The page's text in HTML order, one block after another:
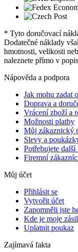
* Tyto doručovací
Dodatečné náklady
hmotnosti, velikosti
naleznete přímo v
Nápověda a podpora
Jak mohu zadat
Doprava a
Vrácení zboží a
Možnosti platby
Můj zákaznický
Slevy a
Potřebujete další
Firemní
Můj účet
Přihlásit se
Vytvořit účet
Zapomněli jste
Kde je moje
Uplatnit poukaz
Zajímavá fakta